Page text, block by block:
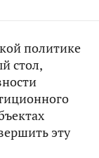
политике
стол,
эту